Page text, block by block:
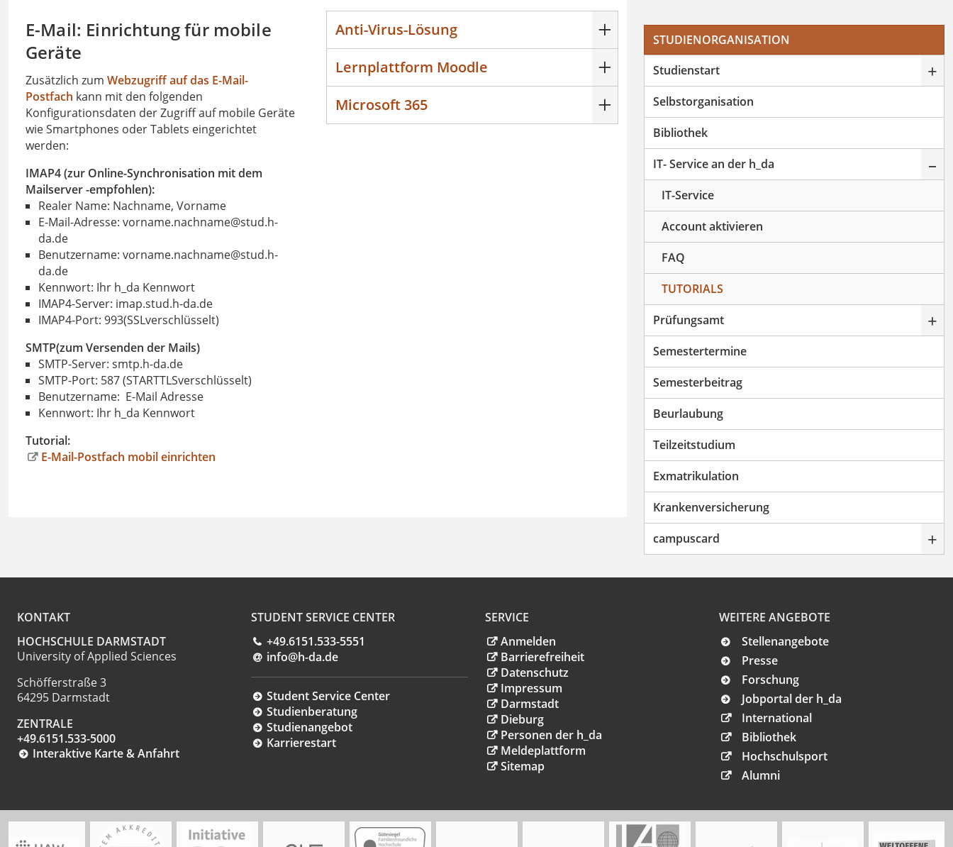
E-Mail: Einrichtung für mobile
Geräte
Zusätzlich zum Webzugriff auf das E-Mail-
Postfach kann mit den folgenden
Konfigurationsdaten der Zugriff auf mobile Geräte
wie Smartphones oder Tablets eingerichtet
werden:
IMAP4 (zur Online-Synchronisation mit dem
Mailserver -empfohlen):
Realer Name: Nachname, Vorname
E-Mail-Adresse: vorname.nachname@stud.h-
da.de
Benutzername: vorname.nachname@stud.h-
da.de
Kennwort: Ihr h_da Kennwort
IMAP4-Server: imap.stud.h-da.de
IMAP4-Port: 993(SSLverschlüsselt)
SMTP(zum Versenden der Mails)
SMTP-Server: smtp.h-da.de
SMTP-Port: 587 (STARTTLSverschlüsselt)
Benutzername: E-Mail Adresse
Kennwort: Ihr h_da Kennwort
Tutorial:
E-Mail-Postfach mobil einrichten
Anti-Virus-Lösung
Lernplattform Moodle
Microsoft 365
STUDIENORGANISATION
Studienstart
+
Selbstorganisation
Bibliothek
IT- Service an der h_da
IT-Service
Account aktivieren
FAQ
TUTORIALS
–
Prüfungsamt +
Semestertermine
Semesterbeitrag
Beurlaubung
Teilzeitstudium
Exmatrikulation
Krankenversicherung
campuscard
+
KONTAKT
HOCHSCHULE DARMSTADT
University of Applied Sciences
Schöfferstraße 3
64295 Darmstadt
ZENTRALE
+49.6151.533-5000
Interaktive Karte & Anfahrt
STUDENT SERVICE CENTER
+49.6151.533-5551
info@h-da.de
Student Service Center
Studienberatung
Studienangebot
Karrierestart
SERVICE
Anmelden
Barrierefreiheit
Datenschutz
Impressum
Darmstadt
Dieburg
Personen der h_da
Meldeplattform
Sitemap
WEITERE ANGEBOTE
Stellenangebote
Presse
Forschung
Jobportal der h_da
International
Bibliothek
Hochschulsport
Alumni